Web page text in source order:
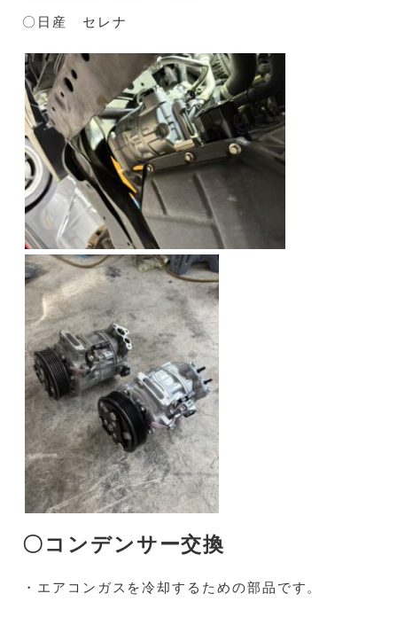
〇日産 セレナ
〇コンデンサー交換
・エアコンガスを冷却するための部品です。